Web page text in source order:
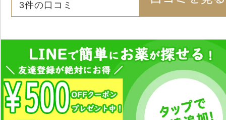
3件の口コミ